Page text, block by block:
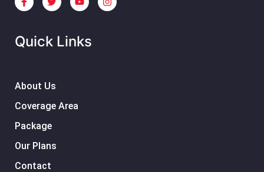
Quick Links
About Us
Coverage Area
Package
Our Plans
Contact